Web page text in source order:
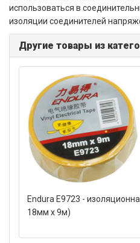
использоваться в
изоляции соединителей
Другие товары из
Endura E9723 -
18мм x 9м)